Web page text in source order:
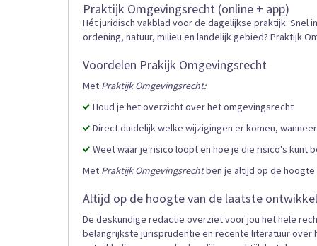
Praktijk Omgevingsrecht (online + app)
Hét juridisch vakblad voor de dagelijkse praktijk. Snel
ordening, natuur, milieu en landelijk gebied? Praktijk
Voordelen Prakijk Omgevingsrecht
Met Praktijk Omgevingsrecht:
Houd je het overzicht over het omgevingsrecht
Direct duidelijk welke wijzigingen er komen,
Weet waar je risico loopt en hoe je die risico's kunt
Met Praktijk Omgevingsrechtben je altijd op de hoogte
Altijd op de hoogte van de laatste
De deskundige redactie overziet voor jou het hele
belangrijkste jurisprudentie en recente literatuur